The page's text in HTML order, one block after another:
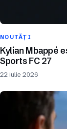
NOUTĂȚI
Kylian Mbappé
Sports FC 27
22 iulie 2026